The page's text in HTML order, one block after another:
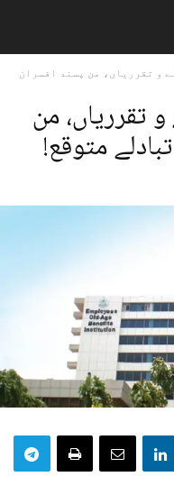
و تقرریاں، من پسند افسران
تقرریاں، من
متوقع!